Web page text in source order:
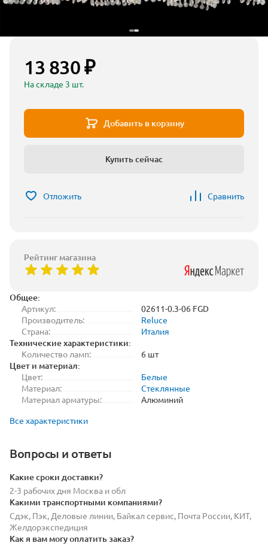
Общее:
Артикул:
02611-0.3-06 FGD
Производитель:
Reluce
Страна:
Италия
Технические характеристики:
Количество ламп: 6 шт
Цвет и материал:
Цвет:
Белые
Материал:
Стеклянные
Материал арматуры:
Алюминий
Все характеристики
Вопросы и ответы
Какие сроки доставки?
2-3 рабочих дня Москва и обл
Какими транспортными компаниями?
Сдэк, Пэк, Деловые линии, Байкал сервис, Почта России, КИТ,
Желдорэкспедиция
Как я вам могу оплатить заказ?
13 830 ₽
На складе 3 шт.
Добавить в корзину
Купить сейчас
Отложить Сравнить
Рейтинг магазина